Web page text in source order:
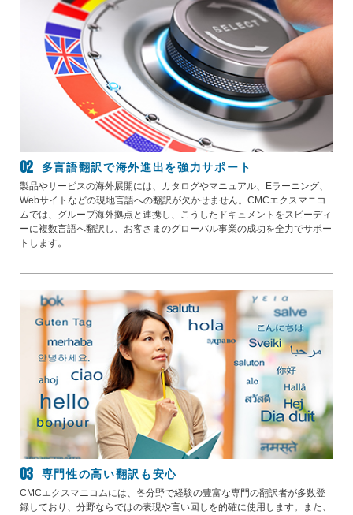
多言語翻訳で海外進出を強力サポート
製品やサービスの海外展開には、カタログやマニュアル、Eラーニング、
Webサイトなどの現地言語への翻訳が欠かせません。CMCエクスマニコ
ムでは、グループ海外拠点と連携し、こうしたドキュメントをスピーディ
ーに複数言語へ翻訳し、お客さまのグローバル事業の成功を全力でサポー
トします。
専門性の高い翻訳も安心
CMCエクスマニコムには、各分野で経験の豊富な専門の翻訳者が多数登
録しており、分野ならではの表現や言い回しを的確に使用します。また、